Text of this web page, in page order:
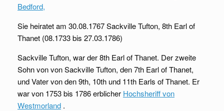
Bedford,
Sie heiratet am 30.08.1767 Sackville Tufton, 8th Earl of
Thanet (08.1733 bis 27.03.1786)
Sackville Tufton, war der 8th Earl of Thanet. Der zweite
Sohn von von Sackville Tufton, den 7th Earl of Thanet,
und Vater von den 9th, 10th und 11th Earls of Thanet. Er
war von 1753 bis 1786 erblicher Hochsheriff von
Westmorland .